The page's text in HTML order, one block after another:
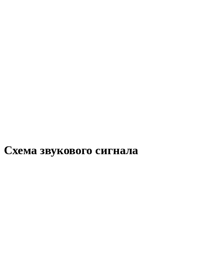
Схема звукового сигнала